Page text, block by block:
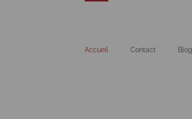
Accueil Contact Blog